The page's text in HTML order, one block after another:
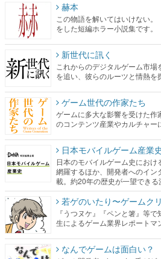
赫本
この物語を解いてはいけない
をした短編ホラー小説集です。
新世代に訊く
これからのデジタルゲーム市
を追い、彼らのルーツと情熱を
ゲーム世代の作家たち
ゲームに多大な影響を受けた
のコンテンツ産業やカルチャー
日本モバイルゲーム産業史
日本のモバイルゲーム史にお
網羅するほか、開発者へのイ
載。約20年の歴史が一望できる
若ゲのいたり〜ゲームク
『うつヌケ』『ペンと箸』等
生によるゲーム業界レポートマ
なんでゲームは面白い？